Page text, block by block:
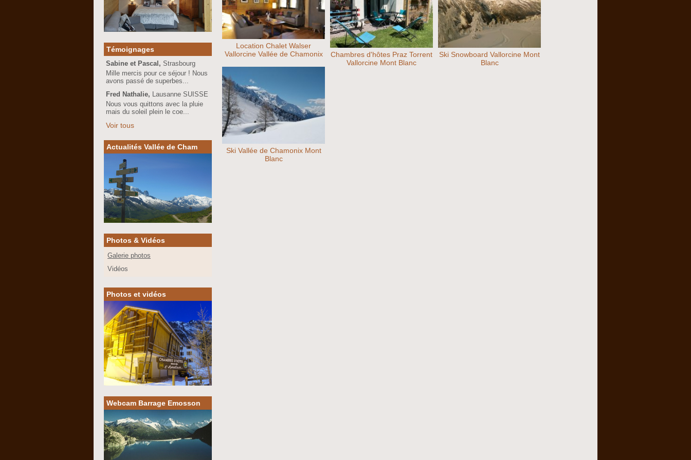
e
Location Chalet Walser
Vallorcine Vallée de Chamonix
Chambres d'hôtes Praz Torrent
Vallorcine Mont Blanc
Ski Snowboard Vallorcine Mont
Blanc
Ski Vallée de Chamonix Mont
Blanc
Témoignages
Sabine et Pascal,Strasbourg
Mille mercis pour ce séjour ! Nous
avons passé de superbes...
Fred Nathalie, Lausanne SUISSE
Nous vous quittons avec la pluie
mais du soleil plein le coe...
Voir tous
Actualités Vallée de Cham
Photos & Vidéos
Galerie photos
Vidéos
Photos et vidéos
Webcam Barrage Emosson